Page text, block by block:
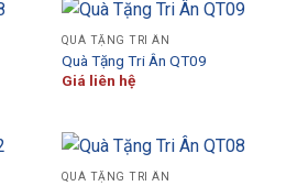
QUÀ TẶNG TRI ÂN
Quà Tặng Tri Ân QT09
Giá liên hệ
QUÀ TẶNG TRI ÂN